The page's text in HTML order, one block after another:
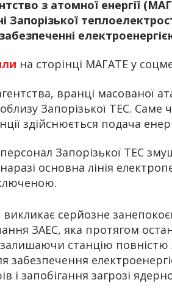
з атомної енергії
Запорізької
на сторінці МАГАТЕ у
вранці масованої
Запорізької ТЕС. Саме
здійснюється подача
Запорізької ТЕС
основна лінія
серйозне
ЗАЕС, яка протягом
станцію
забезпечення
і запобігання загрозі